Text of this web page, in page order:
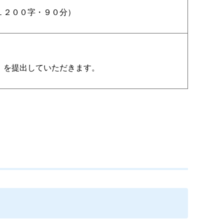
００字・９０分）
提出していただきます。